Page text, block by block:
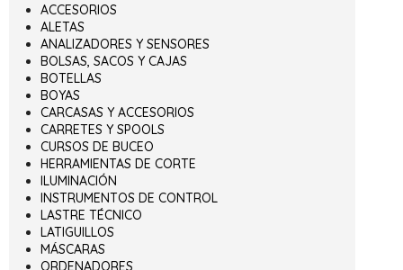
ACCESORIOS
ALETAS
ANALIZADORES Y SENSORES
BOLSAS, SACOS Y CAJAS
BOTELLAS
BOYAS
CARCASAS Y ACCESORIOS
CARRETES Y SPOOLS
CURSOS DE BUCEO
HERRAMIENTAS DE CORTE
ILUMINACIÓN
INSTRUMENTOS DE CONTROL
LASTRE TÉCNICO
LATIGUILLOS
MÁSCARAS
ORDENADORES